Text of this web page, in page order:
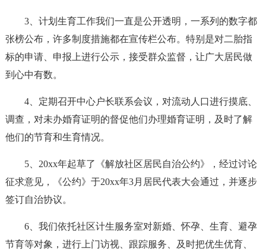
3、计划生育工作我们一直是公开透明，一系列的数字都
张榜公布，许多制度措施都在宣传栏公布。特别是对二胎指
标的申请、申报上进行公示，接受群众监督，让广大居民做
到心中有数。
4、定期召开中心户长联系会议，对流动人口进行摸底、
调查，对未办婚育证明的督促他们办理婚育证明，及时了解
他们的节育和生育情况。
5、20xx年起草了《解放社区居民自治公约》，经过讨论
征求意见，《公约》于20xx年3月居民代表大会通过，并逐步
签订自治协议。
6、我们依托社区计生服务室对新婚、怀孕、生育、避孕
节育等对象，进行上门访视、跟踪服务、及时把优生优育、